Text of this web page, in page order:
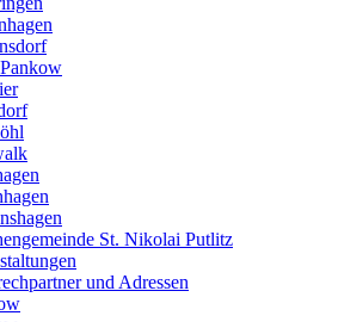
St. Nikolai Putlitz
und Adressen